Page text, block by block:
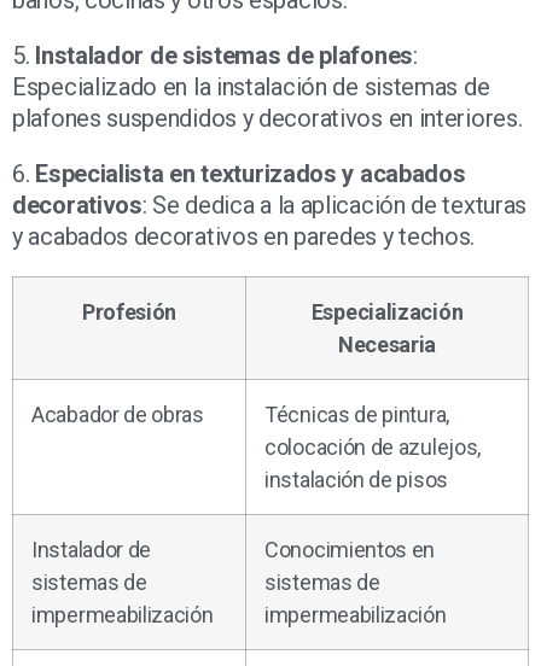
5. Instalador de sistemas de plafones:
Especializado en la instalación de sistemas de
plafones suspendidos y decorativos en interiores.
6. Especialista en texturizados y acabados
decorativos: Se dedica a la aplicación de texturas
y acabados decorativos en paredes y techos.
Profesión
Especialización
Necesaria
Acabador de obras
Técnicas de pintura,
colocación de azulejos,
instalación de pisos
Instalador de
sistemas de
impermeabilización
Conocimientos en
sistemas de
impermeabilización